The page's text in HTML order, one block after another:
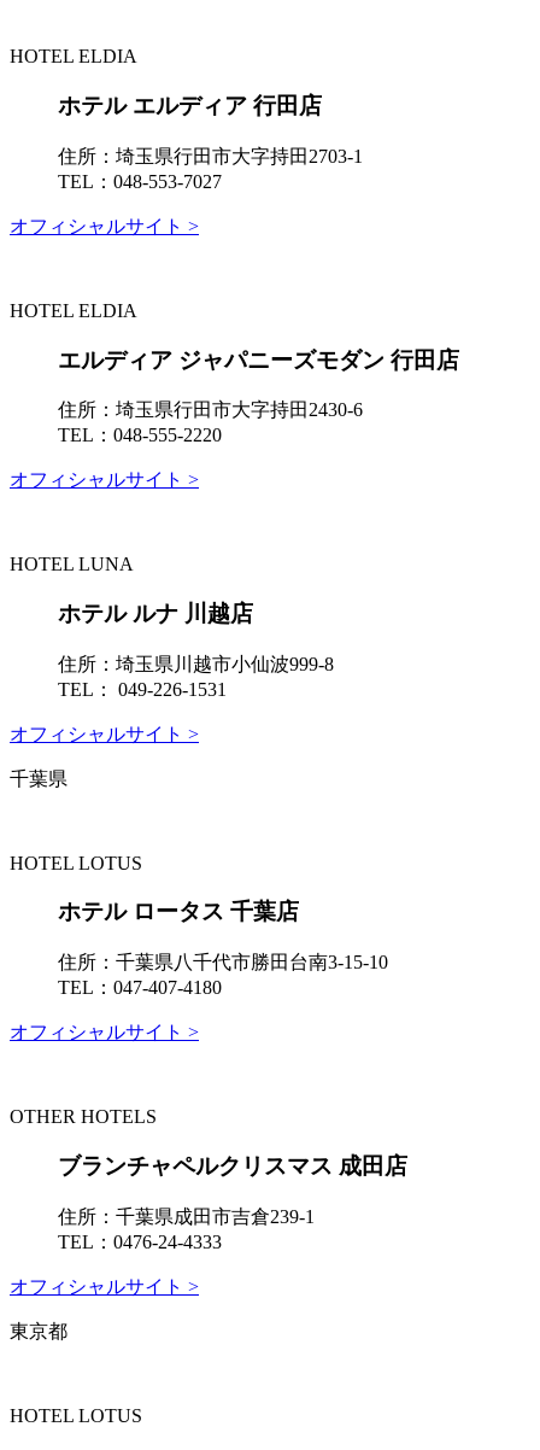
HOTEL ELDIA
ホテル エルディア 行田店
住所： 埼玉県行田市大字持田2703-1
TEL： 048-553-7027
オフィシャルサイト >
HOTEL ELDIA
エルディア ジャパニーズモダン 行田店
住所： 埼玉県行田市大字持田2430-6
TEL： 048-555-2220
オフィシャルサイト >
HOTEL LUNA
ホテル ルナ 川越店
住所： 埼玉県川越市小仙波999-8
TEL：
049-226-1531
オフィシャルサイト >
千葉県
HOTEL LOTUS
ホテル ロータス 千葉店
住所： 千葉県八千代市勝田台南3-15-10
TEL： 047-407-4180
オフィシャルサイト >
OTHER HOTELS
ブランチャペルクリスマス 成田店
住所： 千葉県成田市吉倉239-1
TEL： 0476-24-4333
オフィシャルサイト >
東京都
HOTEL LOTUS